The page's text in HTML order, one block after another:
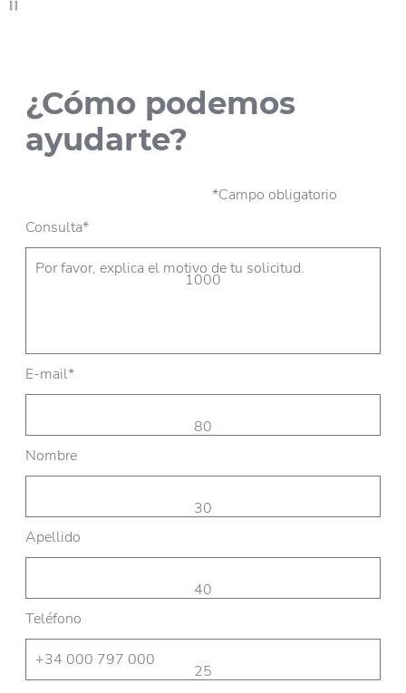
¿Cómo podemos
ayudarte?
*Campo obligatorio
Consulta*
1000
E-mail*
80
Nombre
30
Apellido
40
Teléfono
25